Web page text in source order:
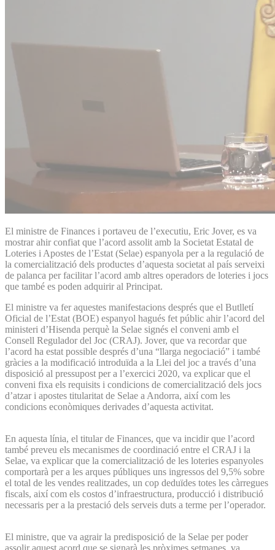
El ministre de Finances i portaveu de l’executiu, Eric Jover, es va
mostrar ahir confiat que l’acord assolit amb la Societat Estatal de
Loteries i Apostes de l’Estat (Selae) espanyola per a la regulació de
la comercialització dels productes d’aquesta societat al país serveixi
de palanca per facilitar l’acord amb altres operadors de loteries i jocs
que també es poden adquirir al Principat.
El ministre va fer aquestes manifestacions després que el Butlletí
Oficial de l’Estat (BOE) espanyol hagués fet públic ahir l’acord del
ministeri d’Hisenda perquè la Selae signés el conveni amb el
Consell Regulador del Joc (CRAJ). Jover, que va recordar que
l’acord ha estat possible després d’una “llarga negociació” i també
gràcies a la modificació introduïda a la Llei del joc a través d’una
disposició al pressupost per a l’exercici 2020, va explicar que el
conveni fixa els requisits i condicions de comercialització dels jocs
d’atzar i apostes titularitat de Selae a Andorra, així com les
condicions econòmiques derivades d’aquesta activitat.
En aquesta línia, el titular de Finances, que va incidir que l’acord
també preveu els mecanismes de coordinació entre el CRAJ i la
Selae, va explicar que la comercialització de les loteries espanyoles
comportarà per a les arques públiques uns ingressos del 9,5% sobre
el total de les vendes realitzades, un cop deduïdes totes les càrregues
fiscals, així com els costos d’infraestructura, producció i distribució
necessaris per a la prestació dels serveis duts a terme per l’operador.
El ministre, que va agrair la predisposició de la Selae per poder
assolir aquest acord que se signarà les pròximes setmanes, va